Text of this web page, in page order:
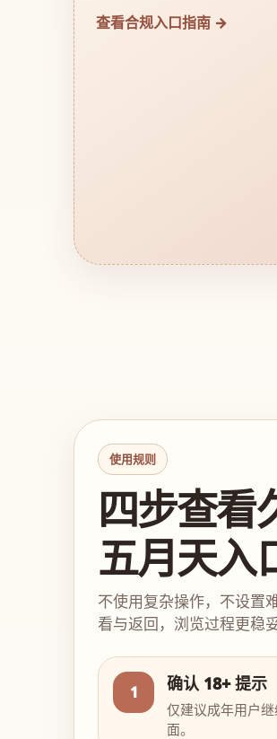
查看合规入口指南 →
使用规则
四步查看
五月天入
不使用复杂操作，不设置
看与返回，浏览过程更稳妥
1 确认 18+ 提示
仅建议成年用户
面。